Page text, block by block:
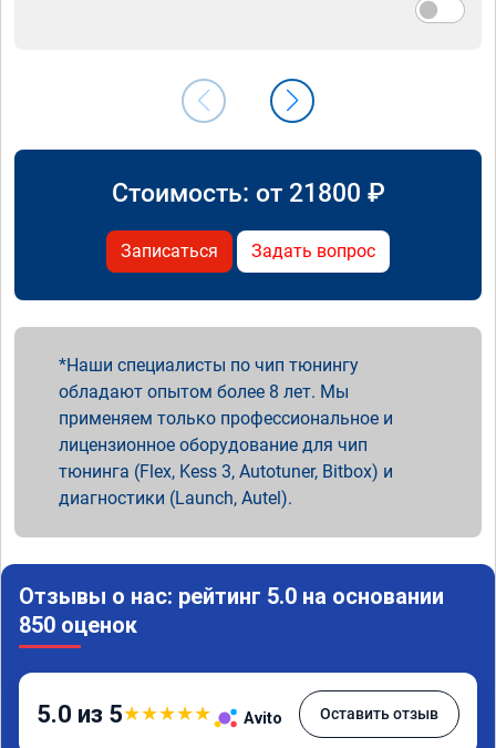
Стоимость: от 21800 ₽
Записаться Задать вопрос
Наши специалисты по чип тюнингу
обладают опытом более 8 лет. Мы
применяем только профессиональное и
лицензионное оборудование для чип
тюнинга (Flex, Kess 3, Autotuner, Bitbox) и
диагностики (Launch, Autel).
Отзывы о нас: рейтинг 5.0 на основании
850 оценок
5.0 из 5★★★★★ Avito Оставить отзыв